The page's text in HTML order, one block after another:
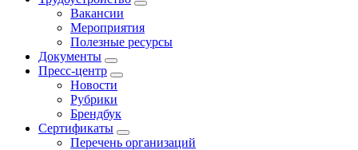
Вакансии
Мероприятия
Полезные ресурсы
Документы
Пресс-центр
Новости
Рубрики
Брендбук
Сертификаты
Перечень организаций